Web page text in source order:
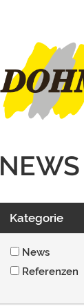
Kategorie
News
Referenzen